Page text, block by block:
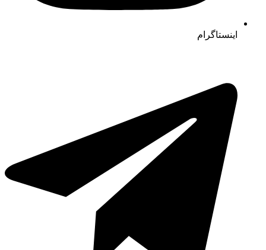
اینستاگرام